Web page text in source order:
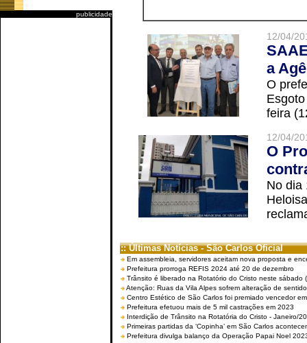
publicidade
12/04/
a
O
feira
12/04/
O
No dia
:: Últimas Notícias - São Carlos Oficial
Em assembleia, servidores aceitam nova proposta e
Prefeitura prorroga REFIS 2024 até 20 de dezembro
Trânsito é liberado na Rotatório do Cristo neste sábado
Atenção: Ruas da Vila Alpes sofrem alteração de
Centro Estético de São Carlos foi premiado vencedor
Prefeitura efetuou mais de 5 mil castrações em 2023
Interdição de Trânsito na Rotatória do Cristo - Janeiro/
Primeiras partidas da ‘Copinha’ em São Carlos
Prefeitura divulga balanço da Operação Papai Noel